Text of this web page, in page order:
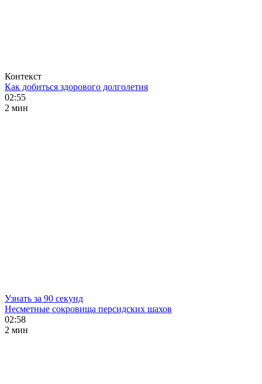
Контекст
Как добиться здорового долголетия
02:55
2 мин
Узнать за 90 секунд
Несметные сокровища персидских шахов
02:58
2 мин